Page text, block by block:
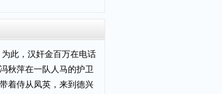
此，汉奸金百万在电话
秋萍在一队人马的护卫
着侍从凤英，来到德兴